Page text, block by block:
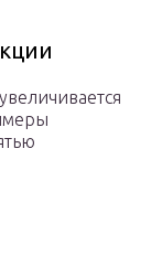
увеличивается